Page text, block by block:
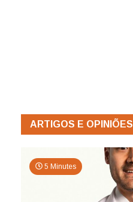
ARTIGOS E OPINIÕES
5 Minutes